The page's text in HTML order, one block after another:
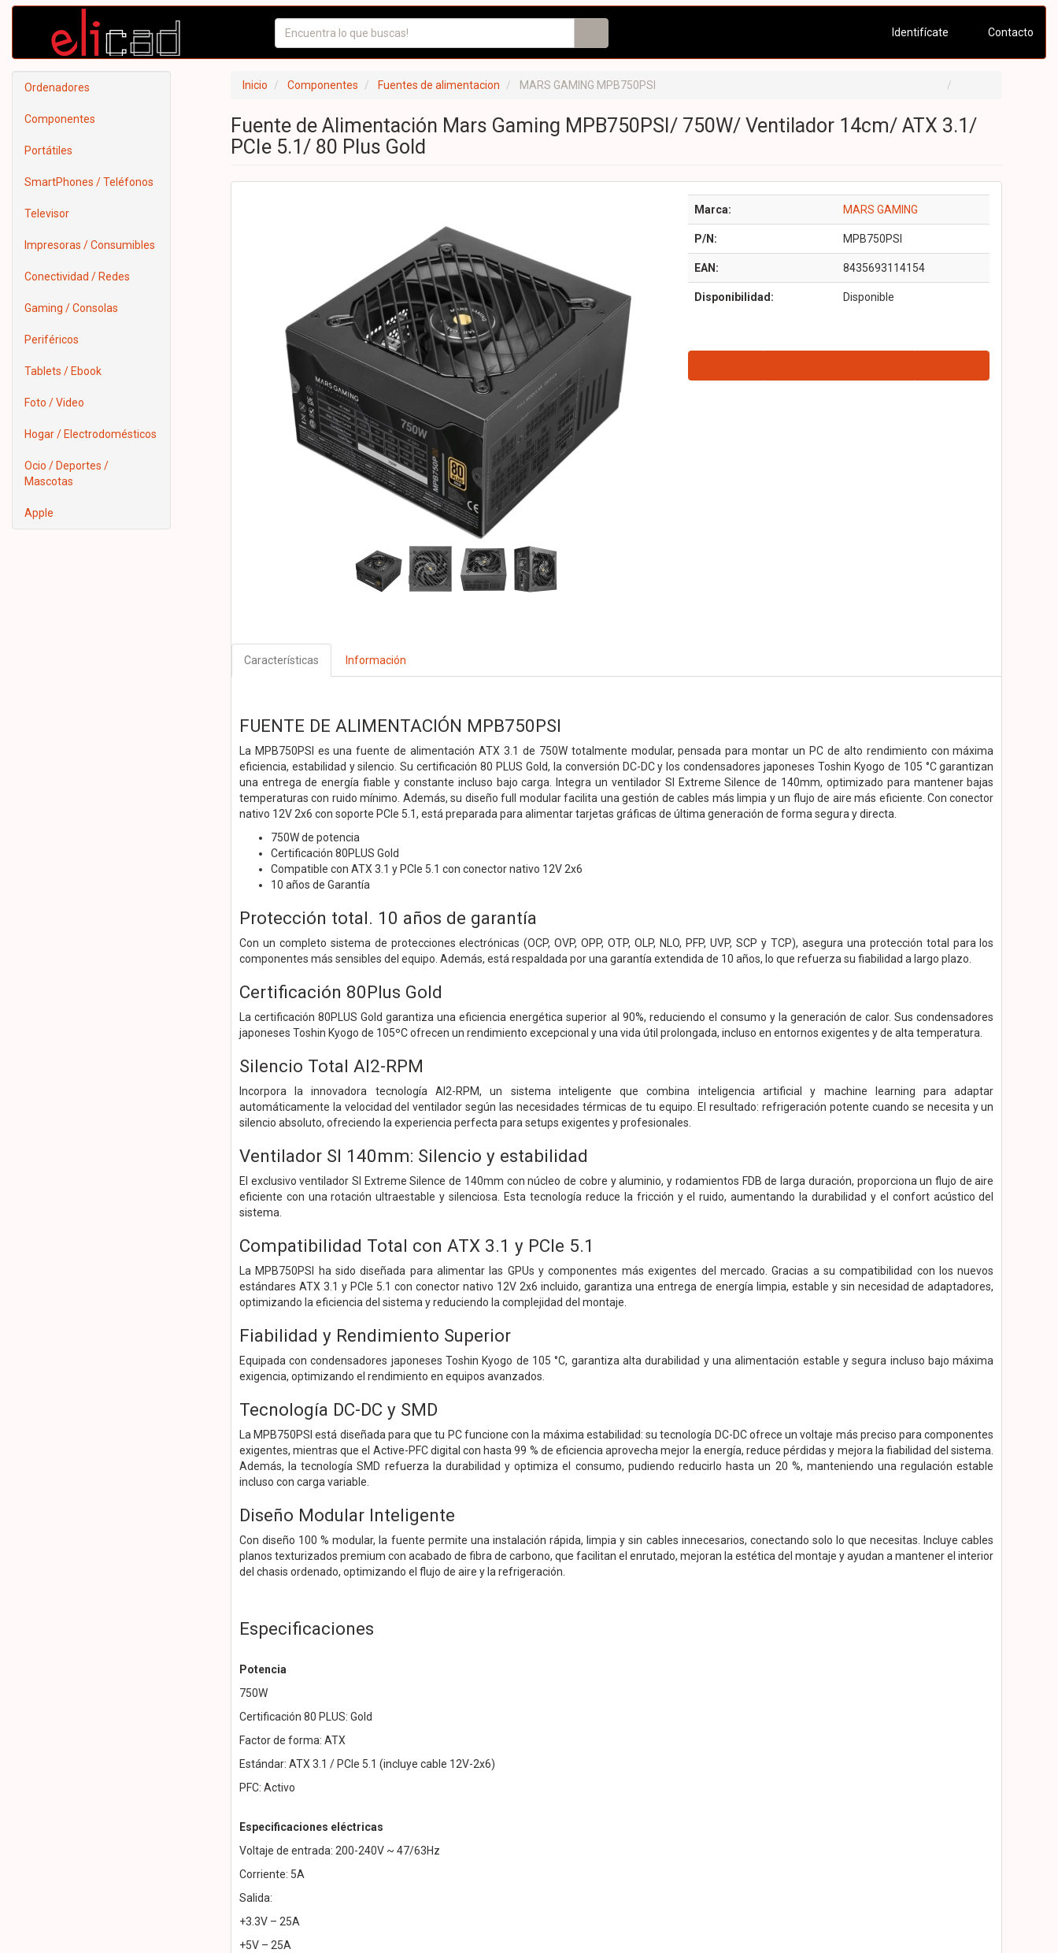
Identifícate Contacto
Ordenadores
Componentes
Portátiles
SmartPhones / Teléfonos
Televisor
Impresoras / Consumibles
Conectividad / Redes
Gaming / Consolas
Periféricos
Tablets / Ebook
Foto / Video
Hogar / Electrodomésticos
Ocio / Deportes /
Mascotas
Apple
Inicio Componentes Fuentes de alimentacion MARS GAMING MPB750PSI
Fuente de Alimentación Mars Gaming MPB750PSI/ 750W/ Ventilador 14cm/ ATX 3.1/
PCIe 5.1/ 80 Plus Gold
Marca: MARS GAMING
P/N: MPB750PSI
EAN: 8435693114154
Disponibilidad: Disponible
Características Información
FUENTE DE ALIMENTACIÓN MPB750PSI
La MPB750PSI es una fuente de alimentación ATX 3.1 de 750W totalmente modular, pensada para montar un PC de alto rendimiento con máxima
eficiencia, estabilidad y silencio. Su certificación 80 PLUS Gold, la conversión DC-DC y los condensadores japoneses Toshin Kyogo de 105 °C garantizan
una entrega de energía fiable y constante incluso bajo carga. Integra un ventilador SI Extreme Silence de 140mm, optimizado para mantener bajas
temperaturas con ruido mínimo. Además, su diseño full modular facilita una gestión de cables más limpia y un flujo de aire más eficiente. Con conector
nativo 12V 2x6 con soporte PCIe 5.1, está preparada para alimentar tarjetas gráficas de última generación de forma segura y directa.
750W de potencia
Certificación 80PLUS Gold
Compatible con ATX 3.1 y PCIe 5.1 con conector nativo 12V 2x6
10 años de Garantía
Protección total. 10 años de garantía
Con un completo sistema de protecciones electrónicas (OCP, OVP, OPP, OTP, OLP, NLO, PFP, UVP, SCP y TCP), asegura una protección total para los
componentes más sensibles del equipo. Además, está respaldada por una garantía extendida de 10 años, lo que refuerza su fiabilidad a largo plazo.
Certificación 80Plus Gold
La certificación 80PLUS Gold garantiza una eficiencia energética superior al 90%, reduciendo el consumo y la generación de calor. Sus condensadores
japoneses Toshin Kyogo de 105ºC ofrecen un rendimiento excepcional y una vida útil prolongada, incluso en entornos exigentes y de alta temperatura.
Silencio Total AI2-RPM
Incorpora la innovadora tecnología AI2-RPM, un sistema inteligente que combina inteligencia artificial y machine learning para adaptar
automáticamente la velocidad del ventilador según las necesidades térmicas de tu equipo. El resultado: refrigeración potente cuando se necesita y un
silencio absoluto, ofreciendo la experiencia perfecta para setups exigentes y profesionales.
Ventilador SI 140mm: Silencio y estabilidad
El exclusivo ventilador SI Extreme Silence de 140mm con núcleo de cobre y aluminio, y rodamientos FDB de larga duración, proporciona un flujo de aire
eficiente con una rotación ultraestable y silenciosa. Esta tecnología reduce la fricción y el ruido, aumentando la durabilidad y el confort acústico del
sistema.
Compatibilidad Total con ATX 3.1 y PCIe 5.1
La MPB750PSI ha sido diseñada para alimentar las GPUs y componentes más exigentes del mercado. Gracias a su compatibilidad con los nuevos
estándares ATX 3.1 y PCIe 5.1 con conector nativo 12V 2x6 incluido, garantiza una entrega de energía limpia, estable y sin necesidad de adaptadores,
optimizando la eficiencia del sistema y reduciendo la complejidad del montaje.
Fiabilidad y Rendimiento Superior
Equipada con condensadores japoneses Toshin Kyogo de 105 °C, garantiza alta durabilidad y una alimentación estable y segura incluso bajo máxima
exigencia, optimizando el rendimiento en equipos avanzados.
Tecnología DC-DC y SMD
La MPB750PSI está diseñada para que tu PC funcione con la máxima estabilidad: su tecnología DC-DC ofrece un voltaje más preciso para componentes
exigentes, mientras que el Active-PFC digital con hasta 99 % de eficiencia aprovecha mejor la energía, reduce pérdidas y mejora la fiabilidad del sistema.
Además, la tecnología SMD refuerza la durabilidad y optimiza el consumo, pudiendo reducirlo hasta un 20 %, manteniendo una regulación estable
incluso con carga variable.
Diseño Modular Inteligente
Con diseño 100 % modular, la fuente permite una instalación rápida, limpia y sin cables innecesarios, conectando solo lo que necesitas. Incluye cables
planos texturizados premium con acabado de fibra de carbono, que facilitan el enrutado, mejoran la estética del montaje y ayudan a mantener el interior
del chasis ordenado, optimizando el flujo de aire y la refrigeración.
Especificaciones
Potencia
750W
Certificación 80 PLUS: Gold
Factor de forma: ATX
Estándar: ATX 3.1 / PCIe 5.1 (incluye cable 12V-2x6)
PFC: Activo
Especificaciones eléctricas
Voltaje de entrada: 200-240V ~ 47/63Hz
Corriente: 5A
Salida:
+3.3V – 25A
+5V – 25A